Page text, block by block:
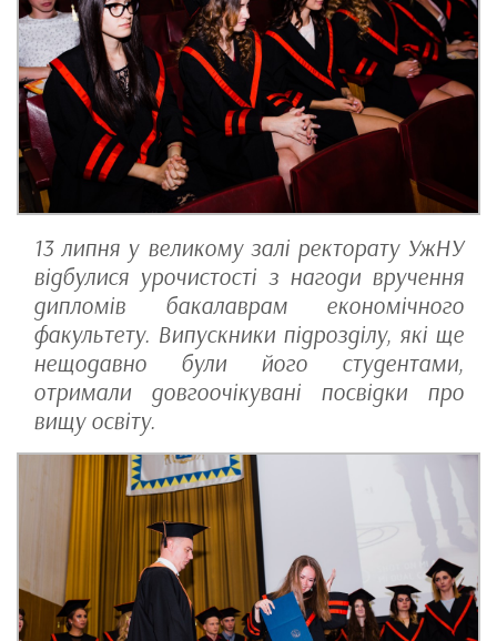
13 липня у великому залі ректорату УжНУ
відбулися урочистості з нагоди вручення
дипломів бакалаврам економічного
факультету. Випускники підрозділу, які ще
нещодавно були його студентами,
отримали довгоочікувані посвідки про
вищу освіту.